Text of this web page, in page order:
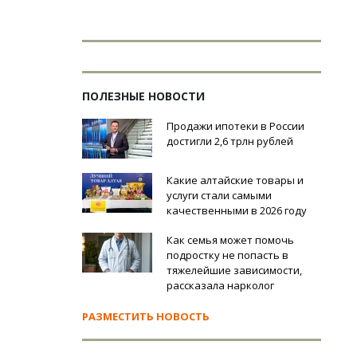
ПОЛЕЗНЫЕ НОВОСТИ
Продажи ипотеки в России
достигли 2,6 трлн рублей
Какие алтайские товары и
услуги стали самыми
качественными в 2026 году
Как семья может помочь
подростку не попасть в
тяжелейшие зависимости,
рассказала нарколог
РАЗМЕСТИТЬ НОВОСТЬ